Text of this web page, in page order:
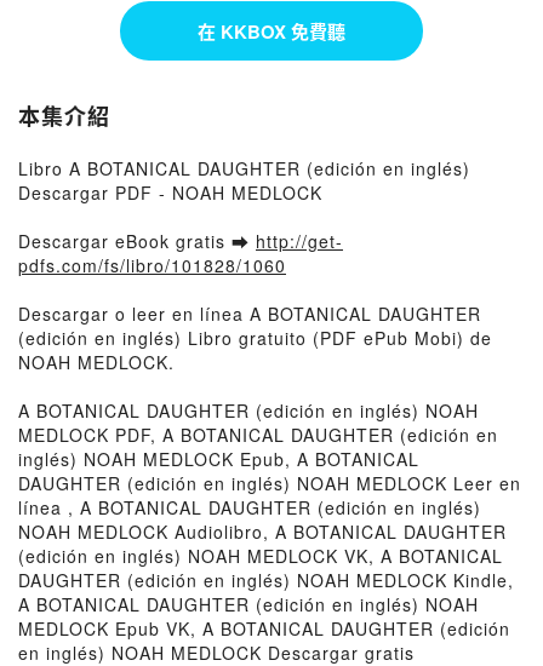
在 KKBOX 免費聽
本集介紹
Libro A BOTANICAL DAUGHTER (edición en inglés)
Descargar PDF - NOAH MEDLOCK
Descargar eBook gratis ➡ http://get-
pdfs.com/fs/libro/101828/1060
Descargar o leer en línea A BOTANICAL DAUGHTER
(edición en inglés) Libro gratuito (PDF ePub Mobi) de
NOAH MEDLOCK.
A BOTANICAL DAUGHTER (edición en inglés) NOAH
MEDLOCK PDF, A BOTANICAL DAUGHTER (edición en
inglés) NOAH MEDLOCK Epub, A BOTANICAL
DAUGHTER (edición en inglés) NOAH MEDLOCK Leer en
línea , A BOTANICAL DAUGHTER (edición en inglés)
NOAH MEDLOCK Audiolibro, A BOTANICAL DAUGHTER
(edición en inglés) NOAH MEDLOCK VK, A BOTANICAL
DAUGHTER (edición en inglés) NOAH MEDLOCK Kindle,
A BOTANICAL DAUGHTER (edición en inglés) NOAH
MEDLOCK Epub VK, A BOTANICAL DAUGHTER (edición
en inglés) NOAH MEDLOCK Descargar gratis